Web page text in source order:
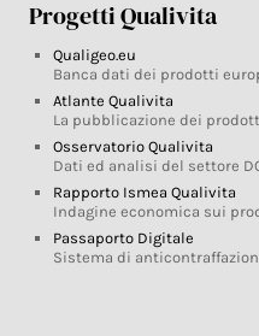
Progetti Qualivita
Qualigeo.eu
Banca dati dei prodotti
Atlante Qualivita
La pubblicazione dei prodotti
Osservatorio Qualivita
Dati ed analisi del settore
Rapporto Ismea Qualivita
Indagine economica sui
Passaporto Digitale
Sistema di